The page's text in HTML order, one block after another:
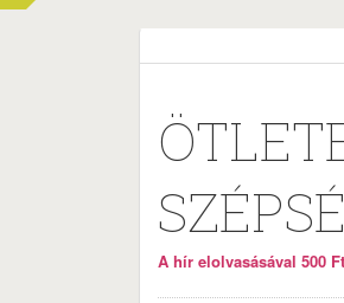
A hír elolvasásával 500